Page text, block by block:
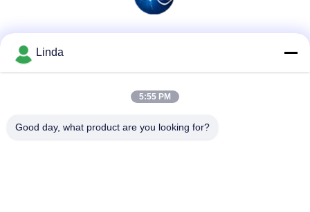
Linda
5:55 PM
Good day, what product are you looking for?